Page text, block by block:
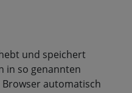
und speichert
in so genannten
Browser automatisch